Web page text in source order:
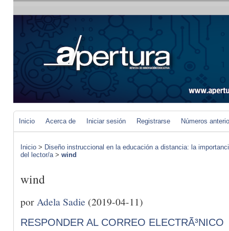
Inicio Acerca de Iniciar sesión Registrarse Números
Inicio > Diseño instruccional en la educación a distancia: la
del lector/a> wind
wind
por Adela Sadie (2019-04-11)
RESPONDER AL CORREO ELECTRÃ³NICO